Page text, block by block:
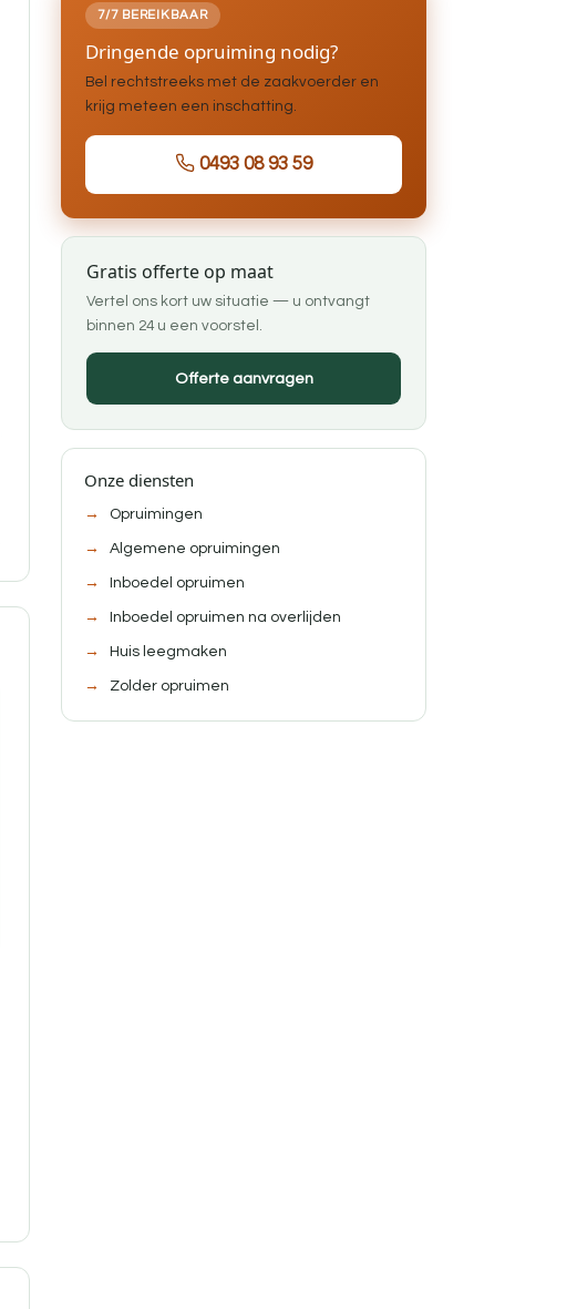
7/7 BEREIKBAAR
Dringende opruiming nodig?
Bel rechtstreeks met de zaakvoerder en
krijg meteen een inschatting.
0493 08 93 59
Gratis offerte op maat
Vertel ons kort uw situatie — u ontvangt
binnen 24 u een voorstel.
Offerte aanvragen
Onze diensten
Opruimingen
Algemene opruimingen
Inboedel opruimen
Inboedel opruimen na overlijden
Huis leegmaken
Zolder opruimen